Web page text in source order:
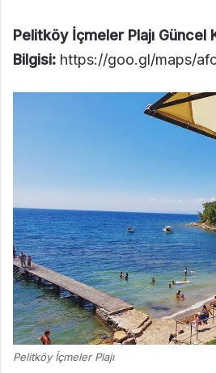
Pelitköy İçmeler Plajı Güncel
Bilgisi: https://goo.gl/maps/
Pelitköy İçmeler Plajı